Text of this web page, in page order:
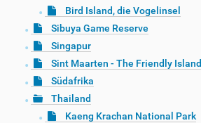
Bird Island, die Vogelinsel
Sibuya Game Reserve
Singapur
Sint Maarten - The Friendly Island
Südafrika
Thailand
Kaeng Krachan National Park